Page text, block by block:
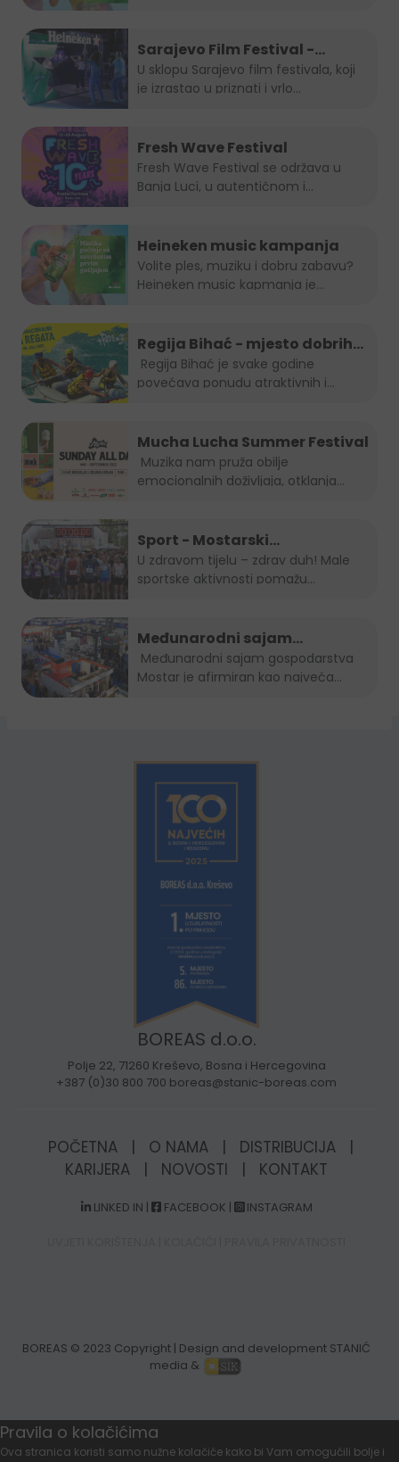
Sarajevo Film Festival -
Summer Lounge
U sklopu Sarajevo film festivala, koji
je izrastao u priznati i vrlo...
Fresh Wave Festival
Fresh Wave Festival se održava u
Banja Luci, u autentičnom i...
Heineken music kampanja
Volite ples, muziku i dobru zabavu?
Heineken music kapmanja je...
Regija Bihać - mjesto dobrih
evenata
povećava ponudu atraktivnih i...
Mucha Lucha Summer Festival
emocionalnih doživljaja, otklanja
Sport - Mostarski
polumaraton, Sara 5K, Zenički
cener i Kiseljak open
U zdravom tijelu – zdrav duh! Male
sportske aktivnosti pomažu...
Međunarodni sajam
gospodarstva Mostar 2022.
Mostar je afirmiran kao najveća...
BOREAS d.o.o.
Polje 22, 71260 Kreševo, Bosna i Hercegovina
+387 (0)30 800 700 boreas@stanic-boreas.com
POČETNA | O NAMA | DISTRIBUCIJA
|
KARIJERA
| NOVOSTI | KONTAKT
LINKED IN | FACEBOOK | INSTAGRAM
BOREAS © 2023 Copyright | Design and development STANIĆ
media &
Pravila o kolačićima
Ova stranica koristi samo nužne kolačiće kako bi Vam omogućili bolje i